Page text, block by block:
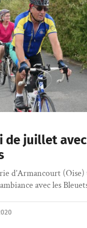
de juillet
d’Armancourt
avec les